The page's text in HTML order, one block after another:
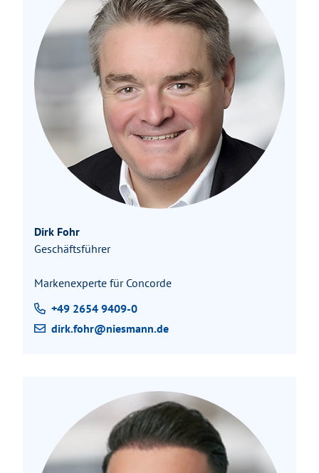
Dirk Fohr
Geschäftsführer
Markenexperte für Concorde
+49 2654 9409-0
dirk.fohr@niesmann.de